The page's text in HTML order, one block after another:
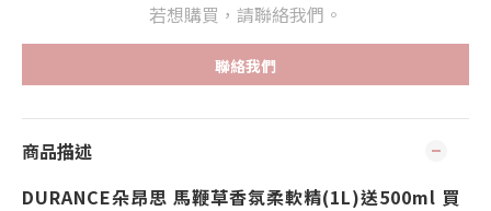
若想購買，請聯絡我們。
聯絡我們
商品描述
DURANCE朵昂思 馬鞭草香氛柔軟精(1L)送500ml 買